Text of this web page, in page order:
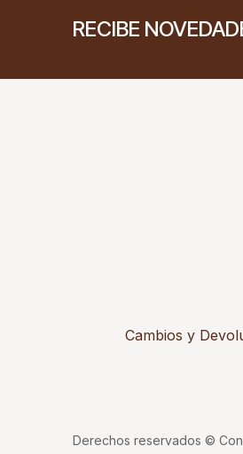
RECIBE
Cambios y
Derechos reservados ©